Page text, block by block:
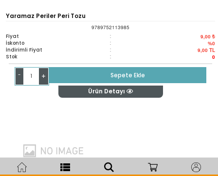
Yaramaz Periler Peri Tozu
9789752113985
Fiyat : 9,00 ₺
İskonto : %0
İndirimli Fiyat : 9,00 TL
Stok : 0
- +
Sepete Ekle
Ürün Detayı